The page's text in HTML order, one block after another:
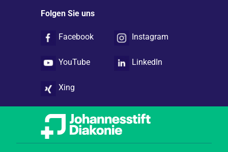
Folgen Sie uns
Facebook Instagram
YouTube LinkedIn
Xing